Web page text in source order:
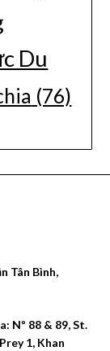
Du
(76)
Tân Bình,
Nº 88 & 89, St.
1, Khan